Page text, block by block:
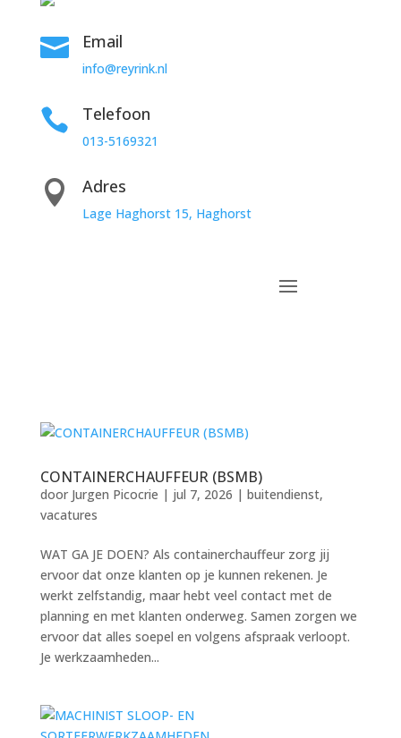
 Email
info@reyrink.nl
 Telefoon
013-5169321
 Adres
Lage Haghorst 15, Haghorst
CONTAINERCHAUFFEUR (BSMB)
door Jurgen Picocrie | jul 7, 2026 | buitendienst,
vacatures
WAT GA JE DOEN? Als containerchauffeur zorg jij
ervoor dat onze klanten op je kunnen rekenen. Je
werkt zelfstandig, maar hebt veel contact met de
planning en met klanten onderweg. Samen zorgen we
ervoor dat alles soepel en volgens afspraak verloopt.
Je werkzaamheden...